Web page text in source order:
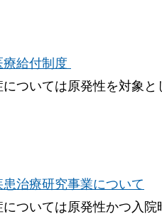
給付制度
については原発性を対象
治療研究事業について
については原発性かつ入